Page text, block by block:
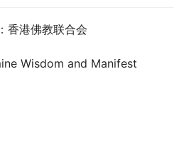
香港佛教联合会
Wisdom and Manifest